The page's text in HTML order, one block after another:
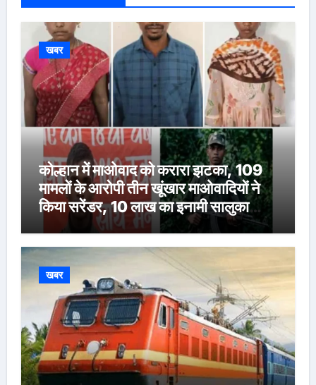
खबर
कोल्हान में माओवाद को करारा झटका, 109
मामलों के आरोपी तीन खूंखार माओवादियों ने
किया सरेंडर, 10 लाख का इनामी सालुका
कायम भी शामिल
खबर